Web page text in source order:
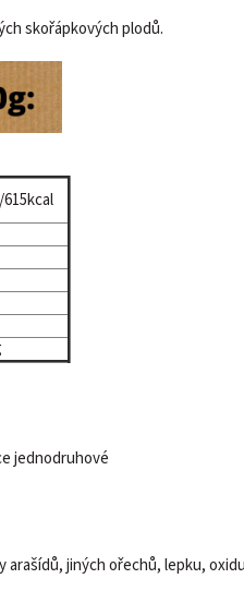
skořápkových plodů.
615kcal
jednodruhové
jiných ořechů, lepku,